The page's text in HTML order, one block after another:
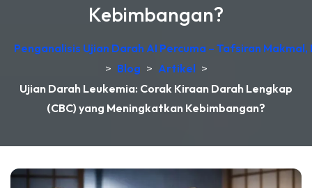
Kebimbangan?
Penganalisis Ujian Darah AI Percuma – Tafsiran
> Blog > Artikel >
Ujian Darah Leukemia: Corak Kiraan Darah Lengkap
(CBC) yang Meningkatkan Kebimbangan?